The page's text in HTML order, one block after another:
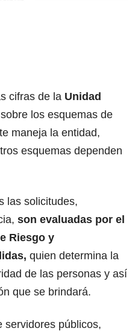
cifras de la Unidad
sobre los esquemas de
maneja la entidad,
esquemas dependen
las solicitudes,
son evaluadas por el
Riesgo y
quien determina la
de las personas y así
que se brindará.
servidores públicos,